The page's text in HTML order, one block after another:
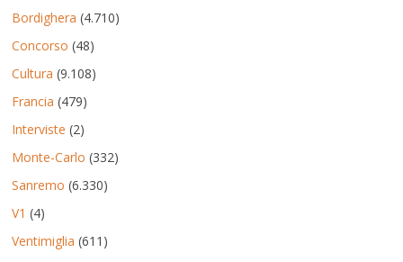
Bordighera (4.710)
Concorso (48)
Cultura (9.108)
Francia (479)
Interviste (2)
Monte-Carlo (332)
Sanremo (6.330)
V1 (4)
Ventimiglia (611)